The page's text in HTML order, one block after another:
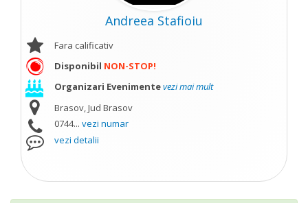
Andreea Stafioiu
Fara calificativ
Disponibil NON-STOP!
Organizari Evenimentevezi mai mult
Brasov, Jud Brasov
0744... vezi numar
vezi detalii